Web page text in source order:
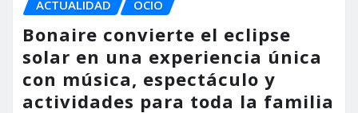
ACTUALIDAD OCIO
Bonaire convierte el eclipse
solar en una experiencia única
con música, espectáculo y
actividades para toda la familia